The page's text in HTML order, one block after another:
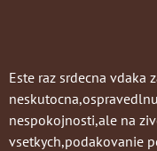
Este raz srdecna vdaka
nespokojnosti,ale na
vsetkych,podakovanie